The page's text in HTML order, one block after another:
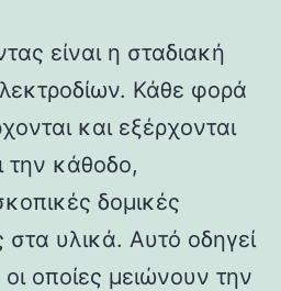
είναι η σταδιακή
Κάθε φορά
και εξέρχονται
την κάθοδο,
δομικές
στα υλικά. Αυτό οδηγεί
οποίες μειώνουν την